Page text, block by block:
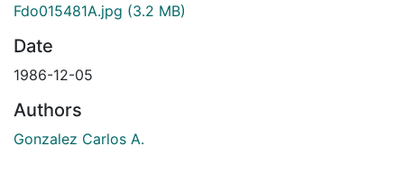
Fdo015481A.jpg (3.2 MB)
Date
1986-12-05
Authors
Gonzalez Carlos A.